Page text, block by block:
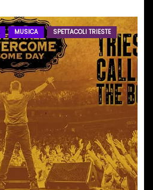
MUSICA SPETTACOLI TRIESTE